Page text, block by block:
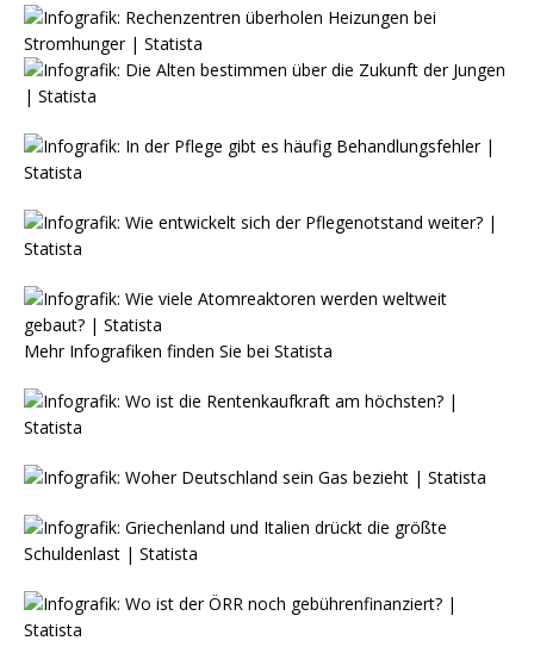
Mehr Infografiken finden Sie bei Statista